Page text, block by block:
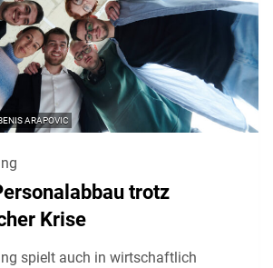
ARAPOVIC
trotz
Krise
spielt auch in wirtschaftlich